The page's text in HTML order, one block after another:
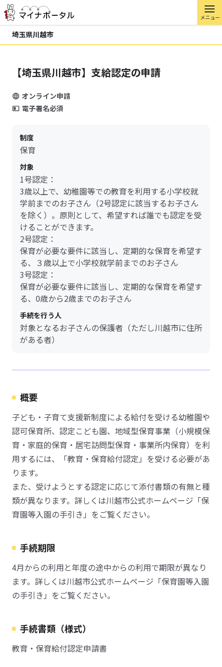
メニュー
埼玉県川越市
【埼玉県川越市】支給認定の申請
オンライン申請
電子署名必須
制度
保育
対象
1号認定：
3歳以上で、幼稚園等での教育を利用する小学校就
学前までのお子さん（2号認定に該当するお子さん
を除く）。原則として、希望すれば誰でも認定を受
けることができます。
2号認定：
保育が必要な要件に該当し、定期的な保育を希望す
る、３歳以上で小学校就学前までのお子さん
3号認定：
保育が必要な要件に該当し、定期的な保育を希望す
る、0歳から2歳までのお子さん
手続を行う人
対象となるお子さんの保護者（ただし川越市に住所
がある者）
概要
子ども・子育て支援新制度による給付を受ける幼稚園や
認可保育所、認定こども園、地域型保育事業（小規模保
育・家庭的保育・居宅訪問型保育・事業所内保育）を利
用するには、「教育・保育給付認定」を受ける必要があ
ります。
また、受けようとする認定に応じて添付書類の有無と種
類が異なります。詳しくは川越市公式ホームページ「保
育園等入園の手引き」をご覧ください。
手続期限
4月からの利用と年度の途中からの利用で期限が異なり
ます。詳しくは川越市公式ホームページ「保育園等入園
の手引き」をご覧ください。
手続書類（様式）
教育・保育給付認定申請書